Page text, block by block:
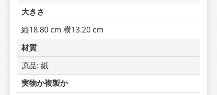
大きさ
縦18.80 cm 横13.20 cm
材質
原品: 紙
実物か複製か